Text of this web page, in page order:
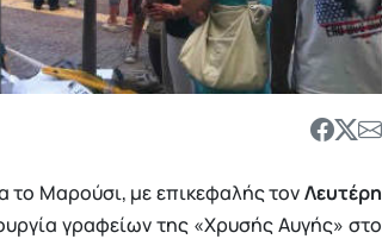
Μαρούσι, με επικεφαλής τονΛευτέρη
γραφείων της «Χρυσής Αυγής» στο